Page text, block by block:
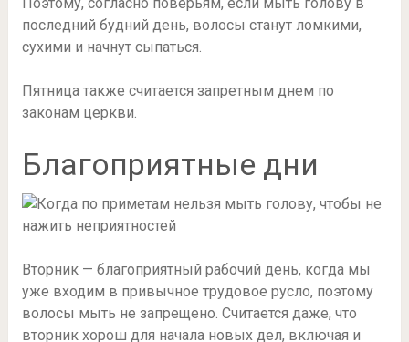
Поэтому, согласно поверьям, если мыть голову в
последний будний день, волосы станут ломкими,
сухими и начнут сыпаться.
Пятница также считается запретным днем по
законам церкви.
Благоприятные дни
Вторник — благоприятный рабочий день, когда мы
уже входим в привычное трудовое русло, поэтому
волосы мыть не запрещено. Считается даже, что
вторник хорош для начала новых дел, включая и